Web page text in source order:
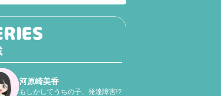
河原崎美香
もしかしてうちの子、発達障害!?